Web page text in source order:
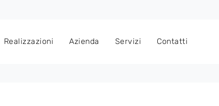
Realizzazioni Azienda Servizi Contatti